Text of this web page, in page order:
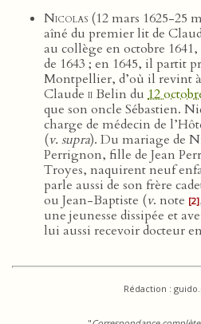
Nicolas (12 mars 1625-25
aîné du premier lit de
au collège en octobre
de 1643 ; en 1645, il partit
Montpellier, d’où il revint
Claude iiBelin du 12
que son oncle Sébastien.
charge de médecin de
(v. supra). Du mariage de
Perrignon, fille de Jean
Troyes, naquirent neuf
parle aussi de son frère
ou Jean-Baptiste (v. note [2]
une jeunesse dissipée et
lui aussi recevoir docteur
Rédaction :